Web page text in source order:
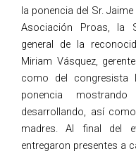
la ponencia del Sr.
Asociación Proas, la
general de la
Miriam Vásquez,
como del congresista
ponencia
desarrollando, así
madres. Al final del
entregaron presentes a